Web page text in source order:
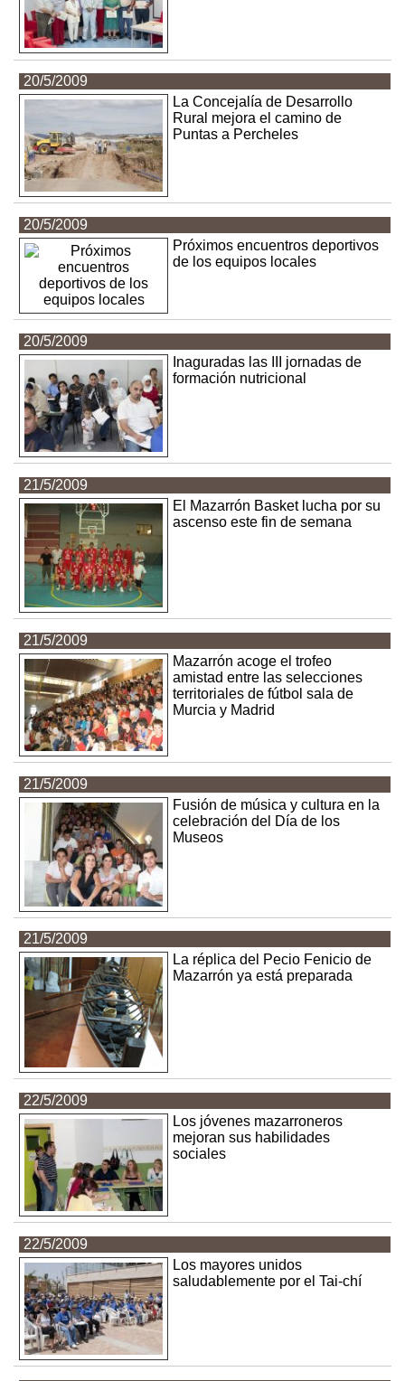
20/5/2009
La Concejalía de Desarrollo
Rural mejora el camino de
Puntas a Percheles
20/5/2009
Próximos encuentros deportivos
de los equipos locales
20/5/2009
Inaguradas las III jornadas de
formación nutricional
21/5/2009
El Mazarrón Basket lucha por su
ascenso este fin de semana
21/5/2009
Mazarrón acoge el trofeo
amistad entre las selecciones
territoriales de fútbol sala de
Murcia y Madrid
21/5/2009
Fusión de música y cultura en la
celebración del Día de los
Museos
21/5/2009
La réplica del Pecio Fenicio de
Mazarrón ya está preparada
22/5/2009
Los jóvenes mazarroneros
mejoran sus habilidades
sociales
22/5/2009
Los mayores unidos
saludablemente por el Tai-chí